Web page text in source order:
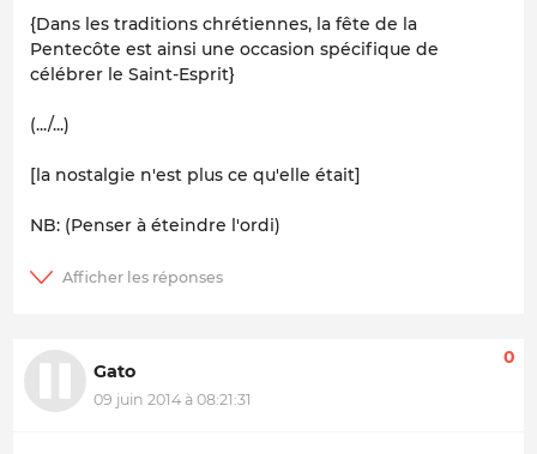
{Dans les traditions chrétiennes, la fête de la
Pentecôte est ainsi une occasion spécifique de
célébrer le Saint-Esprit}
(.../...)
[la nostalgie n'est plus ce qu'elle était]
NB: (Penser à éteindre l'ordi)
Gato
09 juin 2014 à 08:21:31
0